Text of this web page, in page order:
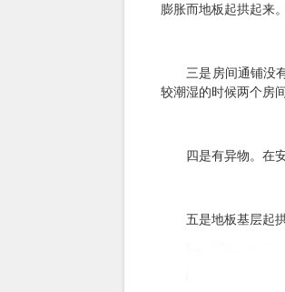
膨胀而地板起拱起来
三是房间通铺没有
较潮湿的时候两个房
四是有异物。在安
五是地板基层起拱